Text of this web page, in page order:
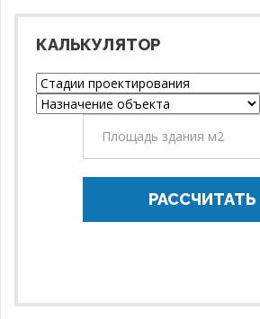
КАЛЬКУЛЯТОР
РАССЧИТАТЬ